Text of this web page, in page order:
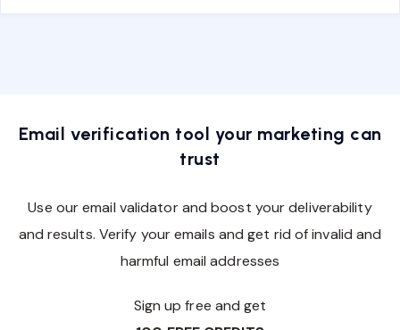
Email verification tool your marketing can
trust
Use our email validator and boost your deliverability
and results. Verify your emails and get rid of invalid and
harmful email addresses
Sign up free and get